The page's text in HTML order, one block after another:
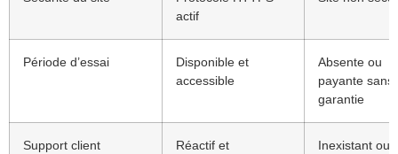
actif
Période d’essai
Disponible et
accessible
Absente ou
payante sans
garantie
Support client
Réactif et
Inexistant ou